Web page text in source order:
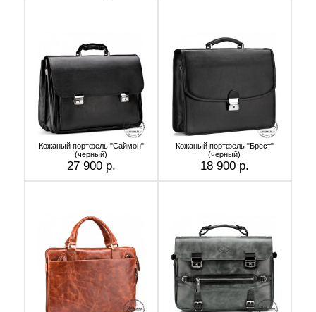
Кожаный портфель "Саймон"
(черный)
27 900 р.
Кожаный портфель "Брест"
(черный)
18 900 р.